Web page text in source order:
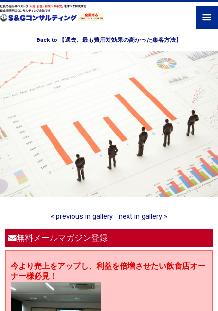
Back to 【過去、最も費用対効果の高かった集客方法】
« previous in gallery next in gallery »
無料メールマガジン登録
今より売上をアップし、利益を倍増させたい飲食店オー
ナー様必見！